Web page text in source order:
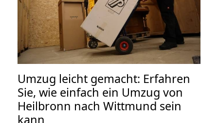
Umzug leicht gemacht: Erfahren
Sie, wie einfach ein Umzug von
Heilbronn nach Wittmund sein
kann